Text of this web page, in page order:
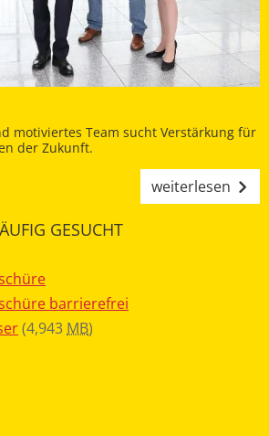
motiviertes Team sucht Verstärkung für
der Zukunft.
weiterlesen
GESUCHT
barrierefrei
(4,943 MB)